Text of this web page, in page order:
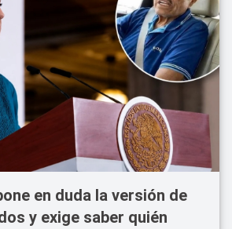
en duda la versión de
y exige saber quién